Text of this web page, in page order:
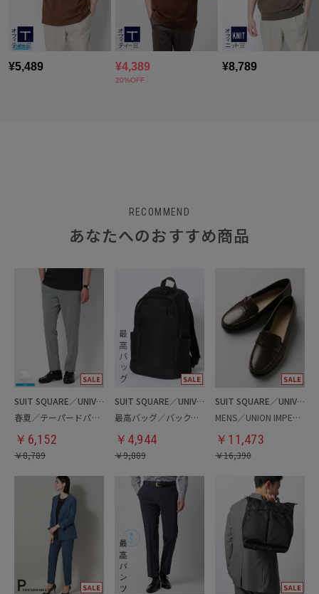
RECOMMEND
あなたへのおすすめ商品
SUIT SQUARE／UNIVERSAL LANGUAGE
春夏／テーパードパンツ
￥ 6,152
￥8,789
SUIT SQUARE／UNIVERSAL LANGUAGE
最高バッグ／バックパック
￥ 4,944
￥9,889
SUIT SQUARE／UNIVERSAL LANGUAGE
MENS／UNION IMPERIAL監修／コインローファー
￥ 11,473
￥16,390